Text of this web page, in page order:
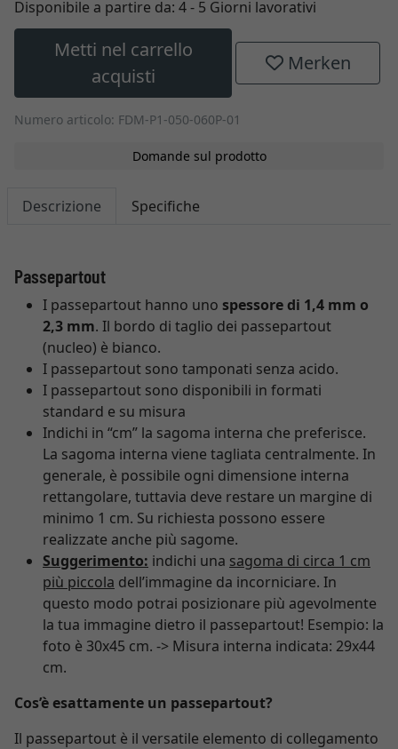
Disponibile a partire da: 4 - 5 Giorni lavorativi
Metti nel carrello
acquisti
Merken
Numero articolo: FDM-P1-050-060P-01
Domande sul prodotto
Descrizione Specifiche
Passepartout
I passepartout hanno uno spessore di 1,4 mm o
2,3 mm. Il bordo di taglio dei passepartout
(nucleo) è bianco.
I passepartout sono tamponati senza acido.
I passepartout sono disponibili in formati
standard e su misura
Indichi in “cm” la sagoma interna che preferisce.
La sagoma interna viene tagliata centralmente. In
generale, è possibile ogni dimensione interna
rettangolare, tuttavia deve restare un margine di
minimo 1 cm. Su richiesta possono essere
realizzate anche più sagome.
Suggerimento: indichi una sagoma di circa 1 cm
più piccola dell’immagine da incorniciare. In
questo modo potrai posizionare più agevolmente
la tua immagine dietro il passepartout! Esempio: la
foto è 30x45 cm. -> Misura interna indicata: 29x44
cm.
Cos’è esattamente un passepartout?
Il passepartout è il versatile elemento di collegamento